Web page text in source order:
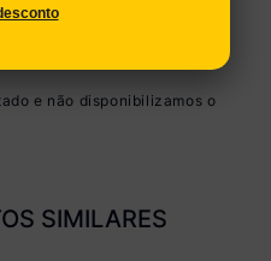
e eletros não
e não disponibilizamos o
SIMILARES